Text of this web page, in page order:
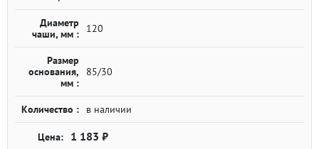
Диаметр
чаши, мм :
120
Размер
основания,
мм :
85/30
Количество : в наличии
1 183 ₽